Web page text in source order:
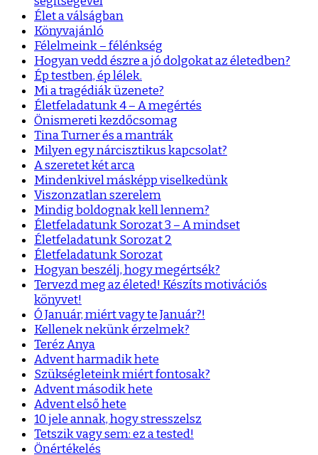
Élet a válságban
Könyvajánló
Félelmeink – félénkség
Hogyan vedd észre a jó dolgokat az életedben?
Ép testben, ép lélek.
Mi a tragédiák üzenete?
Életfeladatunk 4 – A megértés
Önismereti kezdőcsomag
Tina Turner és a mantrák
Milyen egy nárcisztikus kapcsolat?
A szeretet két arca
Mindenkivel másképp viselkedünk
Viszonzatlan szerelem
Mindig boldognak kell lennem?
Életfeladatunk Sorozat 3 – A mindset
Életfeladatunk Sorozat 2
Életfeladatunk Sorozat
Hogyan beszélj, hogy megértsék?
Tervezd meg az életed! Készíts motivációs
könyvet!
Ó Január, miért vagy te Január?!
Kellenek nekünk érzelmek?
Teréz Anya
Advent harmadik hete
Szükségleteink miért fontosak?
Advent második hete
Advent első hete
10 jele annak, hogy stresszelsz
Tetszik vagy sem: ez a tested!
Önértékelés